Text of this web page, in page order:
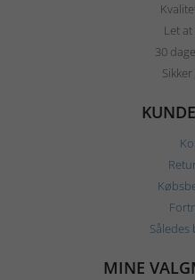
Let
30
Således
MINE